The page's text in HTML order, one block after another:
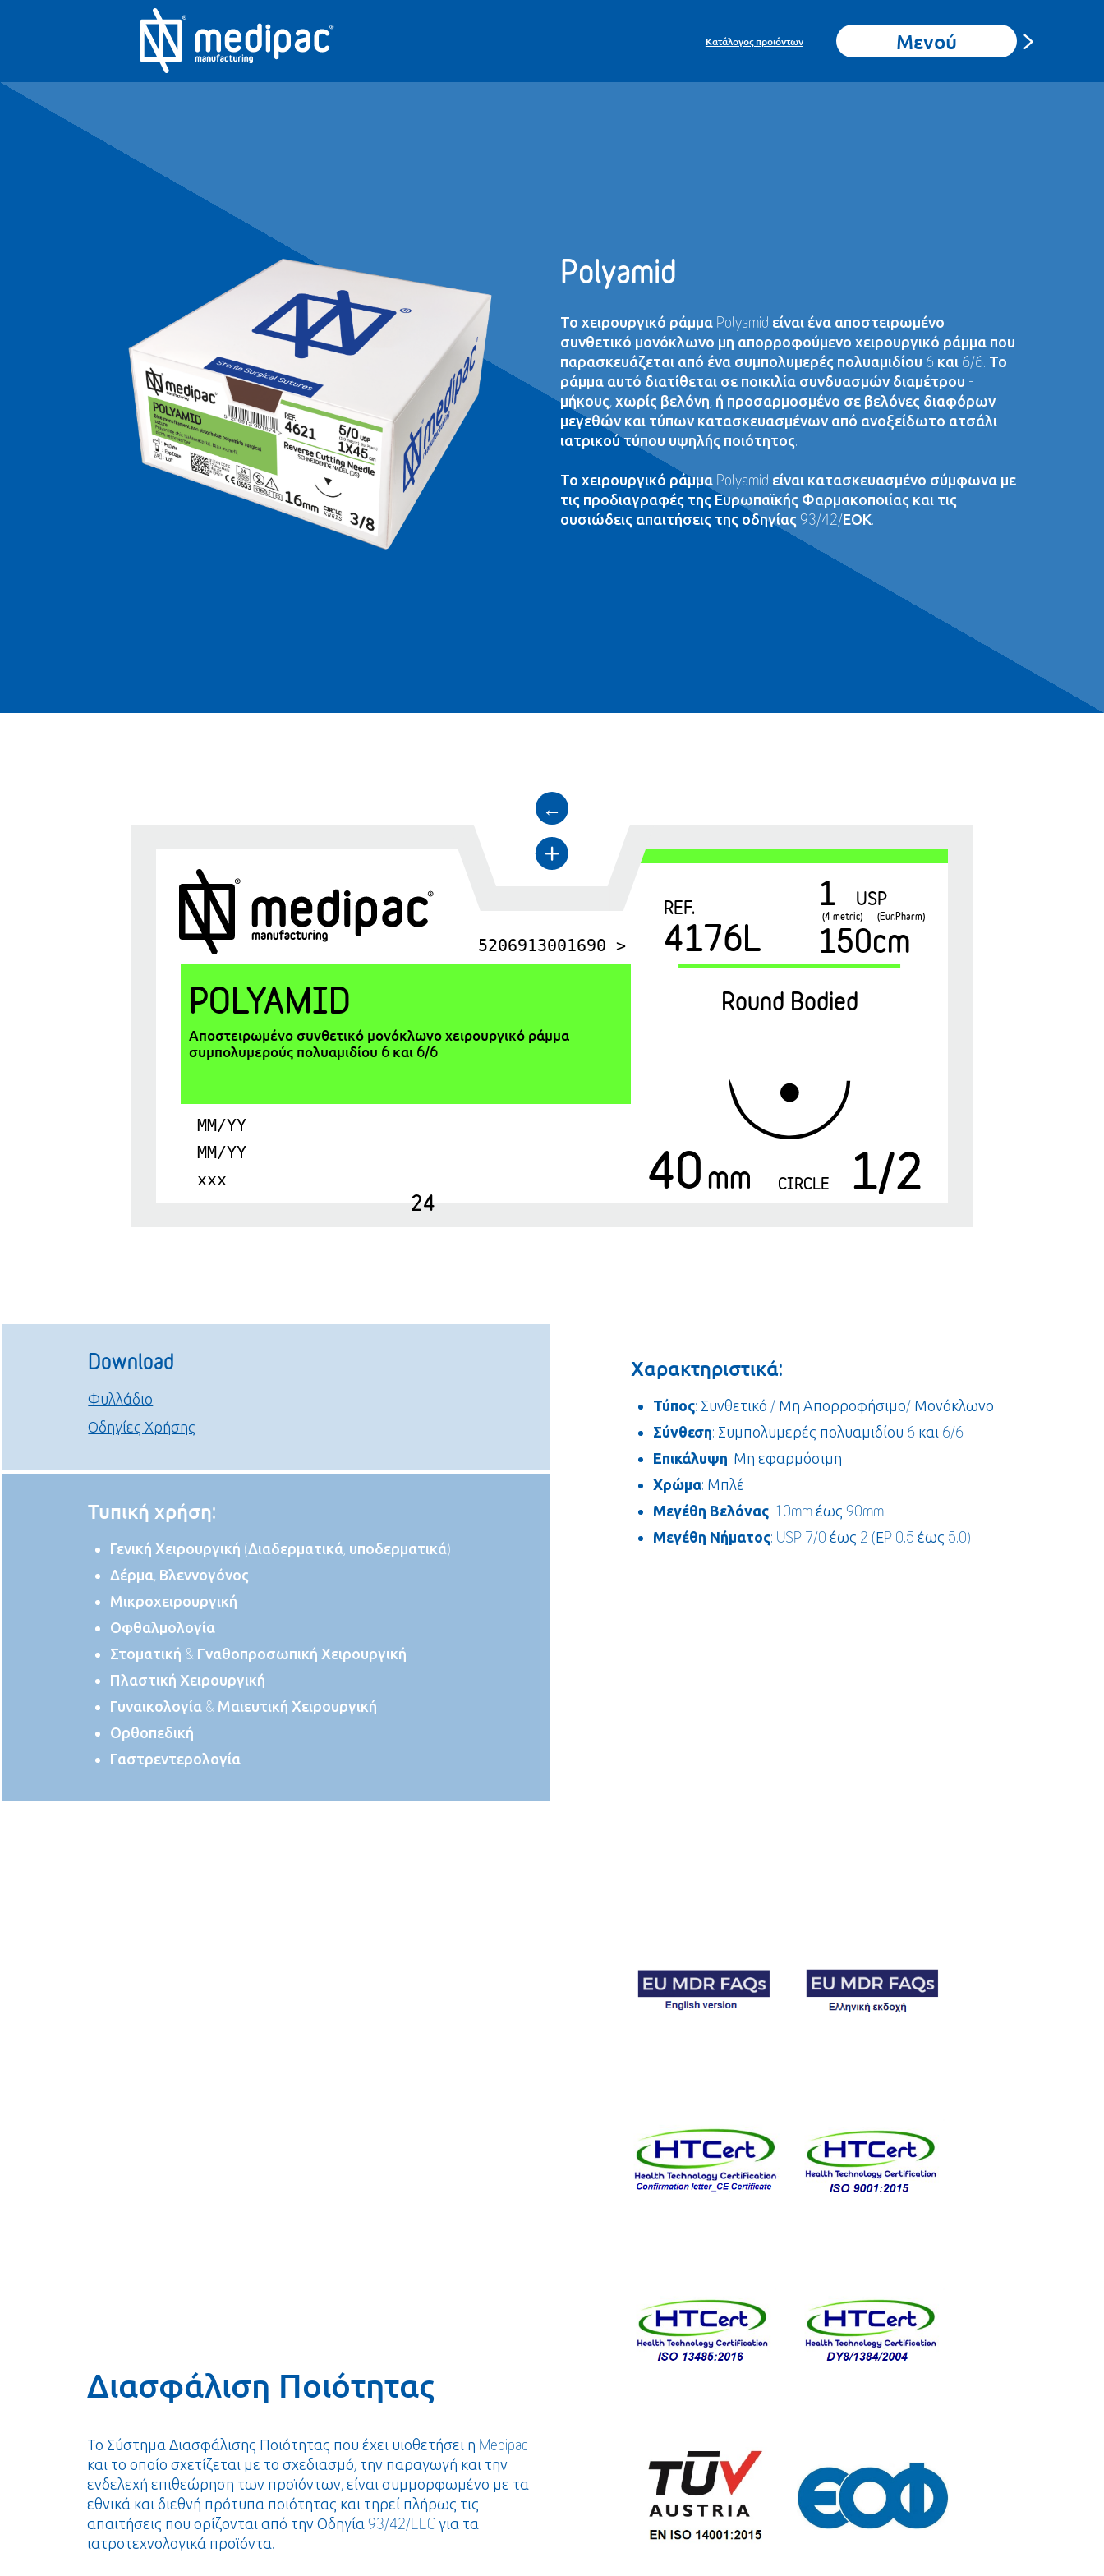
Κατάλογος προϊόντων Μενού
Polyamid
Το χειρουργικό ράμμα Polyamid είναι ένα αποστειρωμένο
συνθετικό μονόκλωνο μη απορροφούμενο χειρουργικό ράμμα που
παρασκευάζεται από ένα συμπολυμερές πολυαμιδίου 6 και 6/6. Το
ράμμα αυτό διατίθεται σε ποικιλία συνδυασμών διαμέτρου -
μήκους, χωρίς βελόνη, ή προσαρμοσμένο σε βελόνες διαφόρων
μεγεθών και τύπων κατασκευασμένων από ανοξείδωτο ατσάλι
ιατρικού τύπου υψηλής ποιότητος.
Το χειρουργικό ράμμα Polyamid είναι κατασκευασμένο σύμφωνα με
τις προδιαγραφές της Ευρωπαϊκής Φαρμακοποιίας και τις
ουσιώδεις απαιτήσεις της οδηγίας 93/42/ΕΟΚ.
←
+
5206913001690 >
REF.
4176L
1 USP
(4 metric) (Eur.Pharm)
150cm
Round Bodied
40 mm CIRCLE 1/2
POLYAMID
Αποστειρωμένο συνθετικό μονόκλωνο χειρουργικό ράμμα
συμπολυμερούς πολυαμιδίου 6 και 6/6
MM/YY
MM/YY
xxx
24
Download
Φυλλάδιο
Οδηγίες Χρήσης
Τυπική χρήση:
Γενική Χειρουργική (Διαδερματικά, υποδερματικά)
Δέρμα, Βλεννογόνος
Μικροχειρουργική
Οφθαλμολογία
Στοματική & Γναθοπροσωπική Χειρουργική
Πλαστική Χειρουργική
Γυναικολογία & Μαιευτική Χειρουργική
Ορθοπεδική
Γαστρεντερολογία
Χαρακτηριστικά:
Τύπος: Συνθετικό / Μη Απορροφήσιμο/ Μονόκλωνο
Σύνθεση: Συμπολυμερές πολυαμιδίου 6 και 6/6
Επικάλυψη: Μη εφαρμόσιμη
Χρώμα: Μπλέ
Μεγέθη Βελόνας: 10mm έως 90mm
Μεγέθη Νήματος: USP 7/0 έως 2 (ΕP 0.5 έως 5.0)
Διασφάλιση Ποιότητας
Το Σύστημα Διασφάλισης Ποιότητας που έχει υιοθετήσει η Medipac
και το οποίο σχετίζεται με το σχεδιασμό, την παραγωγή και την
ενδελεχή επιθεώρηση των προϊόντων, είναι συμμορφωμένο με τα
εθνικά και διεθνή πρότυπα ποιότητας και τηρεί πλήρως τις
απαιτήσεις που ορίζονται από την Οδηγία 93/42/EEC για τα
ιατροτεχνολογικά προϊόντα.